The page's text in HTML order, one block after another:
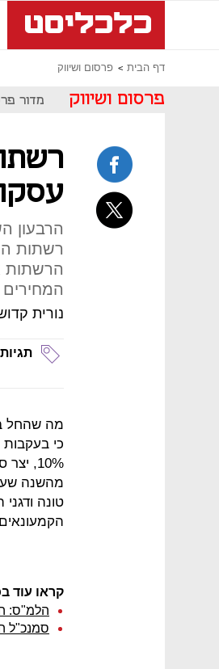
דף הבית פרסום ושיווק
פרסום ושיווק מדור
הרבעון
רשתות
הרשתות
המחירים
נורית
מה שהחל
כי
10%, יצר סחף
מהשנה
טונה
קראו עוד
הלמ"ס:
סמנכ"ל